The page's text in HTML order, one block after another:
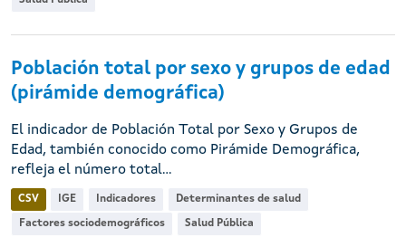
Población total por sexo y grupos de edad
(pirámide demográfica)
El indicador de Población Total por Sexo y Grupos de
Edad, también conocido como Pirámide Demográfica,
refleja el número total...
CSV IGE Indicadores Determinantes de salud
Factores sociodemográficos Salud Pública